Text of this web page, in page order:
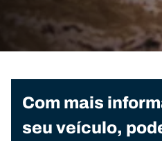
Com mais
seu veículo,